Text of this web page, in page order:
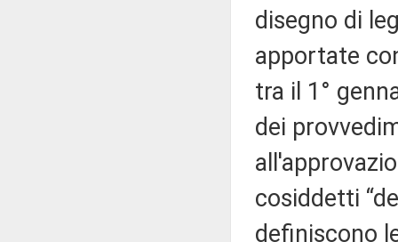
disegno di
apportate
tra il 1°
dei
cosiddetti
definiscono